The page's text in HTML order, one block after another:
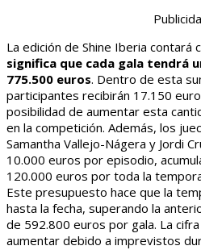
La edición de Shine Iberia contará
significa que cada gala tendrá
775.500 euros. Dentro de esta
participantes recibirán 17.150
posibilidad de aumentar esta
en la competición. Además, los
Samantha Vallejo-Nágera y Jordi
10.000 euros por episodio,
120.000 euros por toda la
Este presupuesto hace que la
hasta la fecha, superando la
de 592.800 euros por gala. La
aumentar debido a imprevistos